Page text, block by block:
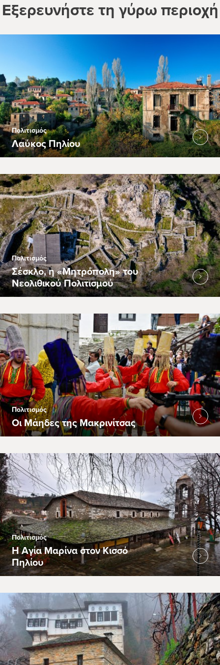
Εξερευνήστε τη γύρω περιοχή
Πολιτισμός
Λαύκος Πηλίου
Πολιτισμός
Σέσκλο, η «Μητρόπολη» του
Νεολιθικού Πολιτισμού
Πολιτισμός
Οι Μάηδες της Μακρινίτσας
Πολιτισμός
Η Αγία Μαρίνα στον Κισσό
Πηλίου